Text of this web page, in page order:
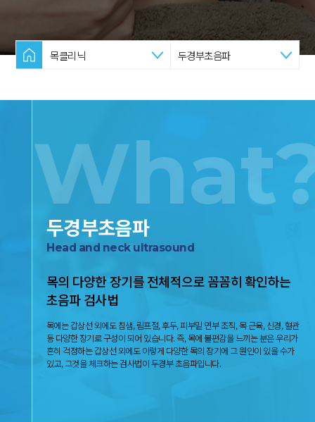
목클리닉 두경부초음파
두경부초음파
Head and neck ultrasound
목의 다양한 장기를 전체적으로 꼼꼼히 확인하는
초음파 검사법
목에는 갑상선 외에도 침샘, 림프절, 후두, 피부밑 연부 조직, 목 근육, 신경, 혈관
등 다양한 장기로 구성이 되어 있습니다. 즉, 목에 불편감을 느끼는 분은 우리가
흔히 걱정하는 갑상선 외에도 이렇게 다양한 목의 장기에 그 원인이 있을 수가
있고, 그것을 체크하는 검사법이 두경부 초음파입니다.